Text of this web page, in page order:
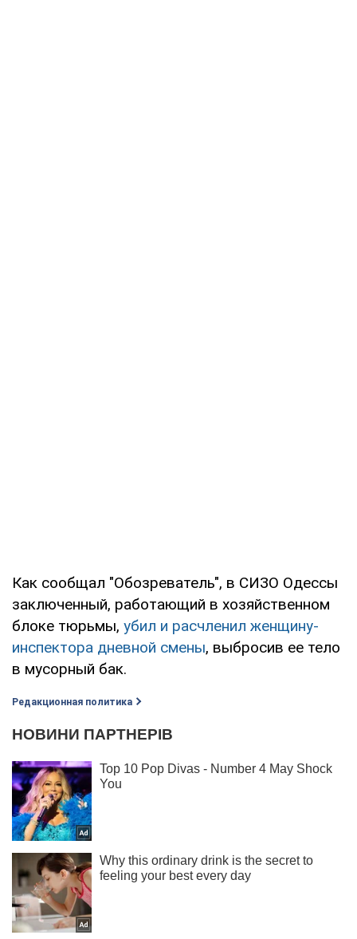
Как сообщал "Обозреватель", в СИЗО Одессы
заключенный, работающий в хозяйственном
блоке тюрьмы, убил и расчленил женщину-
инспектора дневной смены, выбросив ее тело
в мусорный бак.
Редакционная политика